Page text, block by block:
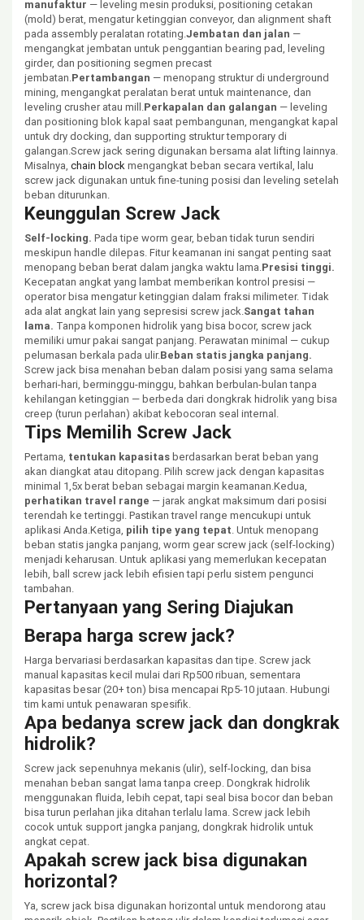
manufaktur — leveling mesin produksi, positioning cetakan
(mold) berat, mengatur ketinggian conveyor, dan alignment shaft
pada assembly peralatan rotating. Jembatan dan jalan —
mengangkat jembatan untuk penggantian bearing pad, leveling
girder, dan positioning segmen precast
jembatan. Pertambangan — menopang struktur di underground
mining, mengangkat peralatan berat untuk maintenance, dan
leveling crusher atau mill. Perkapalan dan galangan — leveling
dan positioning blok kapal saat pembangunan, mengangkat kapal
untuk dry docking, dan supporting struktur temporary di
galangan.Screw jack sering digunakan bersama alat lifting lainnya.
Misalnya, chain block mengangkat beban secara vertikal, lalu
screw jack digunakan untuk fine-tuning posisi dan leveling setelah
beban diturunkan.
Keunggulan Screw Jack
Self-locking. Pada tipe worm gear, beban tidak turun sendiri
meskipun handle dilepas. Fitur keamanan ini sangat penting saat
menopang beban berat dalam jangka waktu lama. Presisi tinggi.
Kecepatan angkat yang lambat memberikan kontrol presisi —
operator bisa mengatur ketinggian dalam fraksi milimeter. Tidak
ada alat angkat lain yang sepresisi screw jack. Sangat tahan
lama. Tanpa komponen hidrolik yang bisa bocor, screw jack
memiliki umur pakai sangat panjang. Perawatan minimal — cukup
pelumasan berkala pada ulir.Beban statis jangka panjang.
Screw jack bisa menahan beban dalam posisi yang sama selama
berhari-hari, berminggu-minggu, bahkan berbulan-bulan tanpa
kehilangan ketinggian — berbeda dari dongkrak hidrolik yang bisa
creep (turun perlahan) akibat kebocoran seal internal.
Tips Memilih Screw Jack
Pertama, tentukan kapasitas berdasarkan berat beban yang
akan diangkat atau ditopang. Pilih screw jack dengan kapasitas
minimal 1,5x berat beban sebagai margin keamanan.Kedua,
perhatikan travel range — jarak angkat maksimum dari posisi
terendah ke tertinggi. Pastikan travel range mencukupi untuk
aplikasi Anda.Ketiga, pilih tipe yang tepat . Untuk menopang
beban statis jangka panjang, worm gear screw jack (self-locking)
menjadi keharusan. Untuk aplikasi yang memerlukan kecepatan
lebih, ball screw jack lebih efisien tapi perlu sistem pengunci
tambahan.
Pertanyaan yang Sering Diajukan
Berapa harga screw jack?
Harga bervariasi berdasarkan kapasitas dan tipe. Screw jack
manual kapasitas kecil mulai dari Rp500 ribuan, sementara
kapasitas besar (20+ ton) bisa mencapai Rp5-10 jutaan. Hubungi
tim kami untuk penawaran spesifik.
Apa bedanya screw jack dan dongkrak
hidrolik?
Screw jack sepenuhnya mekanis (ulir), self-locking, dan bisa
menahan beban sangat lama tanpa creep. Dongkrak hidrolik
menggunakan fluida, lebih cepat, tapi seal bisa bocor dan beban
bisa turun perlahan jika ditahan terlalu lama. Screw jack lebih
cocok untuk support jangka panjang, dongkrak hidrolik untuk
angkat cepat.
Apakah screw jack bisa digunakan
horizontal?
Ya, screw jack bisa digunakan horizontal untuk mendorong atau